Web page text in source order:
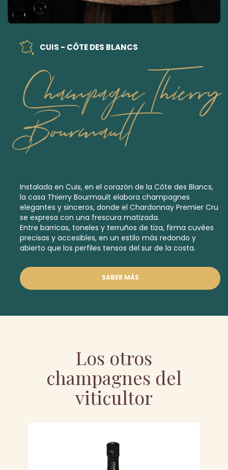
CUIS - CÔTE DES BLANCS
Champagne Thierry
Bourmault
Instalada en Cuis, en el corazón de la Côte des Blancs,
la casa Thierry Bourmault elabora champagnes
elegantes y sinceros, donde el Chardonnay Premier Cru
se expresa con una frescura matizada.
Entre barricas, toneles y terruños de tiza, firma cuvées
precisas y accesibles, en un estilo más redondo y
abierto que los perfiles tensos del sur de la costa.
SABER MÁS
Los otros
champagnes del
viticultor